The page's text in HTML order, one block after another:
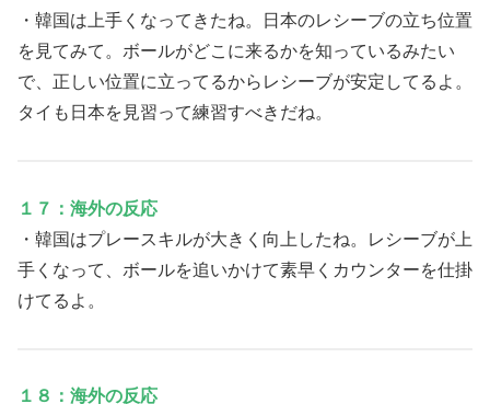
・韓国は上手くなってきたね。日本のレシーブの立ち位置
を見てみて。ボールがどこに来るかを知っているみたい
で、正しい位置に立ってるからレシーブが安定してるよ。
タイも日本を見習って練習すべきだね。
１７：海外の反応
・韓国はプレースキルが大きく向上したね。レシーブが上
手くなって、ボールを追いかけて素早くカウンターを仕掛
けてるよ。
１８：海外の反応